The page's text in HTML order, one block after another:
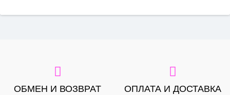
ОБМЕН И ВОЗВРАТ ОПЛАТА И ДОСТАВКА